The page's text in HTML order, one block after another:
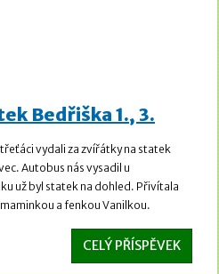
Bedřiška 1., 3.
vydali za zvířátky na statek
Autobus nás vysadil u
už byl statek na dohled. Přivítala
a fenkou Vanilkou.
CELÝ PŘÍSPĚVEK